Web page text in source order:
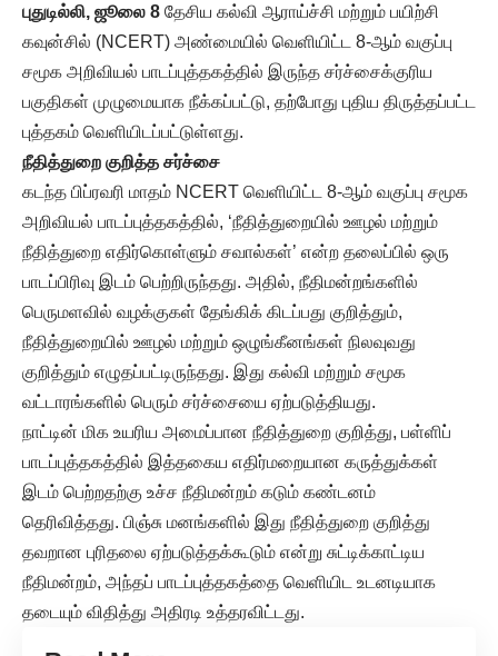
புதுடில்லி, ஜூலை 8 தேசிய கல்வி ஆராய்ச்சி மற்றும் பயிற்சி
கவுன்சில் (NCERT) அண்மையில் வெளியிட்ட 8-ஆம் வகுப்பு
சமூக அறிவியல் பாடப்புத்தகத்தில் இருந்த சர்ச்சைக்குரிய
பகுதிகள் முழுமையாக நீக்கப்பட்டு, தற்போது புதிய திருத்தப்பட்ட
புத்தகம் வெளியிடப்பட்டுள்ளது.
நீதித்துறை குறித்த சர்ச்சை
கடந்த பிப்ரவரி மாதம் NCERT வெளியிட்ட 8-ஆம் வகுப்பு சமூக
அறிவியல் பாடப்புத்தகத்தில், ‘நீதித்துறையில் ஊழல் மற்றும்
நீதித்துறை எதிர்கொள்ளும் சவால்கள்’ என்ற தலைப்பில் ஒரு
பாடப்பிரிவு இடம் பெற்றிருந்தது. அதில், நீதிமன்றங்களில்
பெருமளவில் வழக்குகள் தேங்கிக் கிடப்பது குறித்தும்,
நீதித்துறையில் ஊழல் மற்றும் ஒழுங்கீனங்கள் நிலவுவது
குறித்தும் எழுதப்பட்டிருந்தது. இது கல்வி மற்றும் சமூக
வட்டாரங்களில் பெரும் சர்ச்சையை ஏற்படுத்தியது.
நாட்டின் மிக உயரிய அமைப்பான நீதித்துறை குறித்து, பள்ளிப்
பாடப்புத்தகத்தில் இத்தகைய எதிர்மறையான கருத்துக்கள்
இடம் பெற்றதற்கு உச்ச நீதிமன்றம் கடும் கண்டனம்
தெரிவித்தது. பிஞ்சு மனங்களில் இது நீதித்துறை குறித்து
தவறான புரிதலை ஏற்படுத்தக்கூடும் என்று சுட்டிக்காட்டிய
நீதிமன்றம், அந்தப் பாடப்புத்தகத்தை வெளியிட உடனடியாக
தடையும் விதித்து அதிரடி உத்தரவிட்டது.